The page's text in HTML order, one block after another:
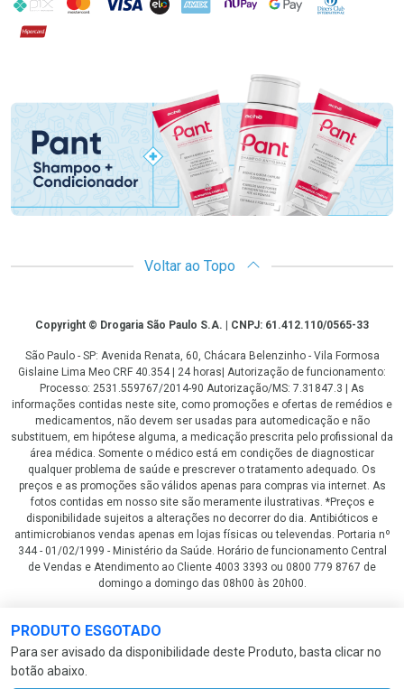
PRODUTO ESGOTADO
Para ser avisado da disponibilidade deste Produto, basta clicar no
botão abaixo.
Hipercard
Promoção em Destaque
Voltar ao Topo
CopyrightCopyright © Drogaria São Paulo S.A. | CNPJ: 61.412.110/0565-33
São Paulo - SP: Avenida Renata, 60, Chácara Belenzinho - Vila Formosa
Gislaine Lima Meo CRF 40.354 | 24 horas| Autorização de funcionamento:
Processo: 2531.559767/2014-90 Autorização/MS: 7.31847.3 | As
informações contidas neste site, como promoções e ofertas de remédios e
medicamentos, não devem ser usadas para automedicação e não
substituem, em hipótese alguma, a medicação prescrita pelo profissional da
área médica. Somente o médico está em condições de diagnosticar
qualquer problema de saúde e prescrever o tratamento adequado. Os
preços e as promoções são válidos apenas para compras via internet. As
fotos contidas em nosso site são meramente ilustrativas. *Preços e
disponibilidade sujeitos a alterações no decorrer do dia. Antibióticos e
antimicrobianos vendas apenas em lojas físicas ou televendas. Portaria nº
344 - 01/02/1999 - Ministério da Saúde. Horário de funcionamento Central
de Vendas e Atendimento ao Cliente 4003 3393 ou 0800 779 8767 de
domingo a domingo das 08h00 às 20h00.
LGPD Aceite os Cookies